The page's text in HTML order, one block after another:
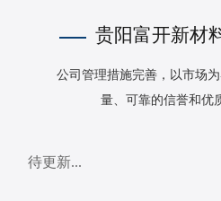
贵阳富开新材
公司管理措施完善，以市场
量、可靠的信誉和优
待更新...